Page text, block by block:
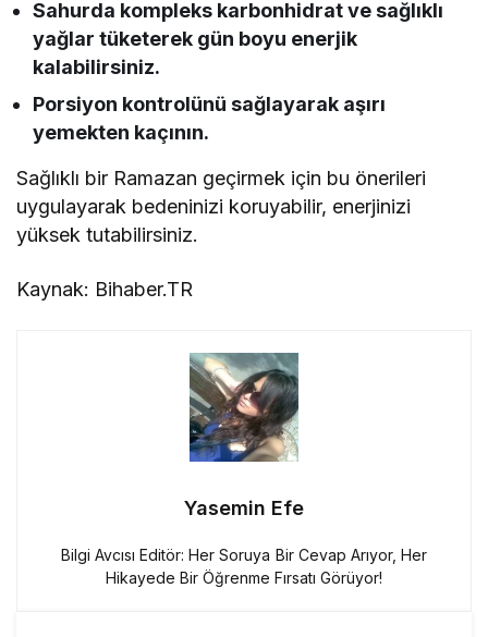
Sahurda kompleks karbonhidrat ve sağlıklı
yağlar tüketerek gün boyu enerjik
kalabilirsiniz.
Porsiyon kontrolünü sağlayarak aşırı
yemekten kaçının.
Sağlıklı bir Ramazan geçirmek için bu önerileri
uygulayarak bedeninizi koruyabilir, enerjinizi
yüksek tutabilirsiniz.
Kaynak: Bihaber.TR
Yasemin Efe
Bilgi Avcısı Editör: Her Soruya Bir Cevap Arıyor, Her
Hikayede Bir Öğrenme Fırsatı Görüyor!